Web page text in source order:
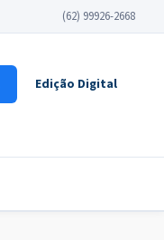
(62) 99926-2668
Edição Digital